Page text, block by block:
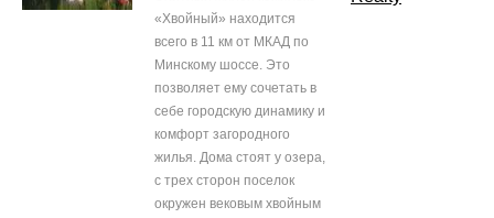
«Хвойный» находится
всего в 11 км от МКАД по
Минскому шоссе. Это
позволяет ему сочетать в
себе городскую динамику и
комфорт загородного
жилья. Дома стоят у озера,
с трех сторон поселок
окружен вековым хвойным